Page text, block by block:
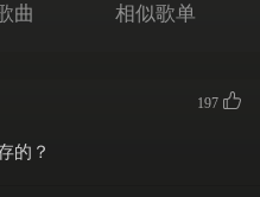
搞疯
wanna fxck on me
景女王想和我做
blood stream
曲 相似歌单
197
的？